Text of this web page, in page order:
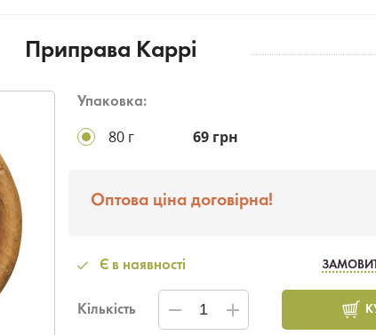
Приправа Каррі
Упаковка:
80 г 69 грн
Оптова ціна договірна!
Є в наявності
Кількість